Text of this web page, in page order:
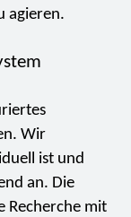
agieren.
Wir
ist und
an. Die
Recherche mit